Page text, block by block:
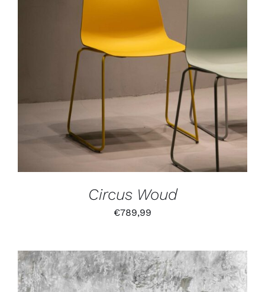
IN DEN WARENKORB
Circus Woud
€789,99